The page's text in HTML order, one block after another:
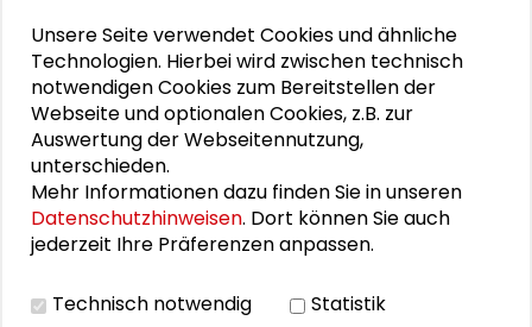
tätig.
Jula-Kim Sieber ist für die
Werkbundakademie Kooperationspartnerin
der Impulsrunde und Diskussion
auf der Spur"
Oktober 2024.
Unsere Seite verwendet Cookies und ähnliche
Technologien. Hierbei wird zwischen technisch
notwendigen Cookies zum Bereitstellen der
Webseite und optionalen Cookies, z.B. zur
Auswertung der Webseitennutzung,
unterschieden.
Mehr Informationen dazu finden Sie in unseren
Datenschutzhinweisen. Dort können Sie auch
jederzeit Ihre Präferenzen anpassen.
Technisch notwendig Statistik